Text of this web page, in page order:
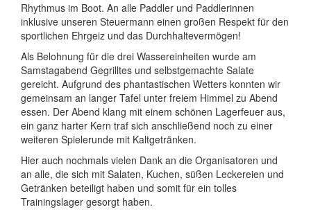
Rhythmus im Boot. An alle Paddler und Paddlerinnen
inklusive unseren Steuermann einen großen Respekt für den
sportlichen Ehrgeiz und das Durchhaltevermögen!
Als Belohnung für die drei Wassereinheiten wurde am
Samstagabend Gegrilltes und selbstgemachte Salate
gereicht. Aufgrund des phantastischen Wetters konnten wir
gemeinsam an langer Tafel unter freiem Himmel zu Abend
essen. Der Abend klang mit einem schönen Lagerfeuer aus,
ein ganz harter Kern traf sich anschließend noch zu einer
weiteren Spielerunde mit Kaltgetränken.
Hier auch nochmals vielen Dank an die Organisatoren und
an alle, die sich mit Salaten, Kuchen, süßen Leckereien und
Getränken beteiligt haben und somit für ein tolles
Trainingslager gesorgt haben.